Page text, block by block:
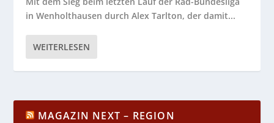
in Wenholthausen durch Alex Tarlton, der damit...
WEITERLESEN
MAGAZIN NEXT – REGION